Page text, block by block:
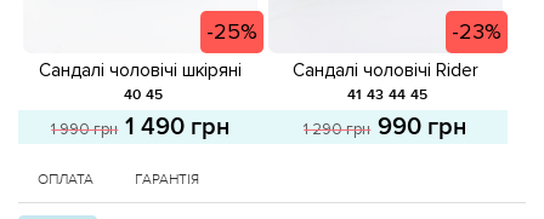
-25%
Сандалі чоловічі шкіряні
589185 Чорні розпродаж
40 45
1 990 грн 1 490 грн
-23%
Сандалі чоловічі Rider
589179 Хакі розпродаж
41 43 44 45
1 290 грн 990 грн
ОПЛАТА ГАРАНТІЯ